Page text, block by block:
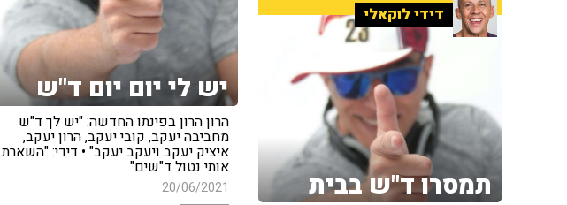
יש לי יום יום ד"ש
הרון הרון בפינתו החדשה: "יש לך ד"ש
מחביבה יעקב, קובי יעקב, הרון יעקב,
איציק יעקב ויעקב יעקב" • דידי: "השארת
אותי נטול ד"שים"
20/06/2021
דידי לוקאלי
תמסרו ד"ש בבית